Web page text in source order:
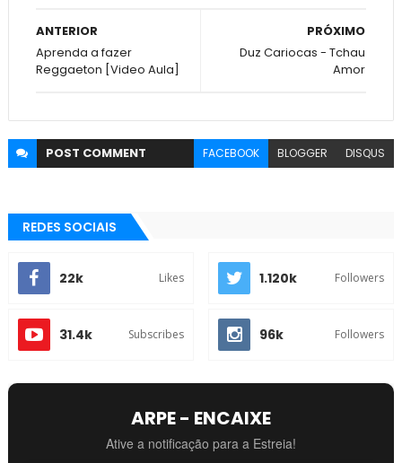
PRÓXIMO
Duz Cariocas - Tchau
Amor
ANTERIOR
Aprenda a fazer
Reggaeton [Video Aula]
POST COMMENT FACEBOOK BLOGGER DISQUS
REDES SOCIAIS
22k Likes 1.120k Followers
31.4k Subscribes 96k Followers
ARPE - ENCAIXE
Ative a notificação para a Estreia!